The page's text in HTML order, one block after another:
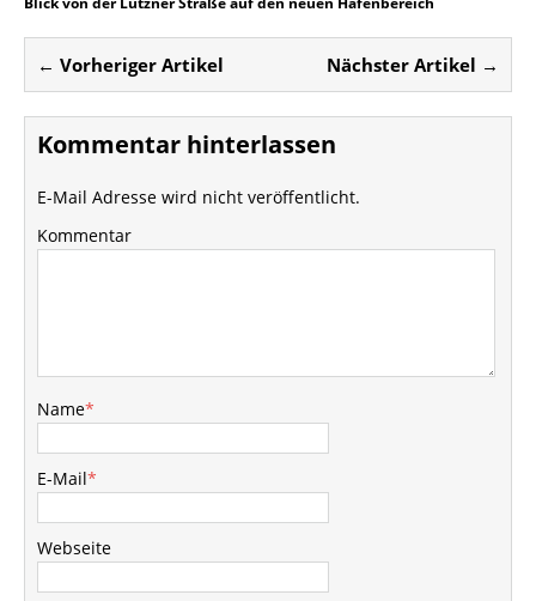
← Vorheriger Artikel Nächster Artikel →
Kommentar hinterlassen
E-Mail Adresse wird nicht veröffentlicht.
Kommentar
Name*
E-Mail*
Webseite